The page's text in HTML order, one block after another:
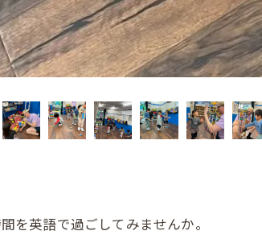
を英語で過ごしてみませんか。